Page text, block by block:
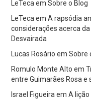
LeTeca emSobre o Blog
LeTeca emA rapsódia
considerações acerca
Desvairada
Lucas Rosário emSobre
Romulo Monte Alto em
entre Guimarães Rosa
Israel Figueira emA